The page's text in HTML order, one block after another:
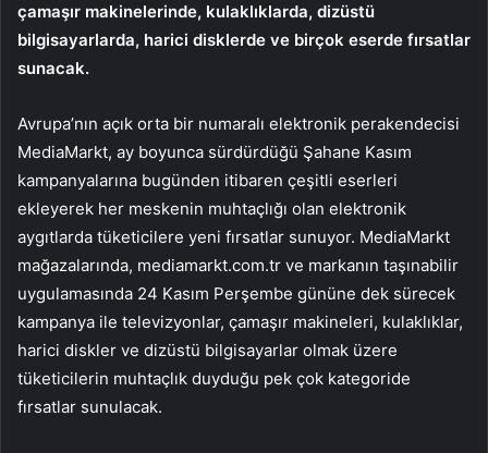
çamaşır makinelerinde, kulaklıklarda, dizüstü
bilgisayarlarda, harici disklerde ve birçok eserde fırsatlar
sunacak.
Avrupa’nın açık orta bir numaralı elektronik perakendecisi
MediaMarkt, ay boyunca sürdürdüğü Şahane Kasım
kampanyalarına bugünden itibaren çeşitli eserleri
ekleyerek her meskenin muhtaçlığı olan elektronik
aygıtlarda tüketicilere yeni fırsatlar sunuyor. MediaMarkt
mağazalarında, mediamarkt.com.tr ve markanın taşınabilir
uygulamasında 24 Kasım Perşembe gününe dek sürecek
kampanya ile televizyonlar, çamaşır makineleri, kulaklıklar,
harici diskler ve dizüstü bilgisayarlar olmak üzere
tüketicilerin muhtaçlık duyduğu pek çok kategoride
fırsatlar sunulacak.